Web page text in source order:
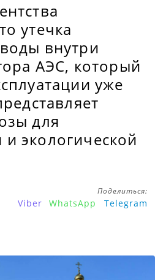
утечка
внутри
АЭС, который
уже
для
экологической
Поделиться:
Viber WhatsApp Telegram